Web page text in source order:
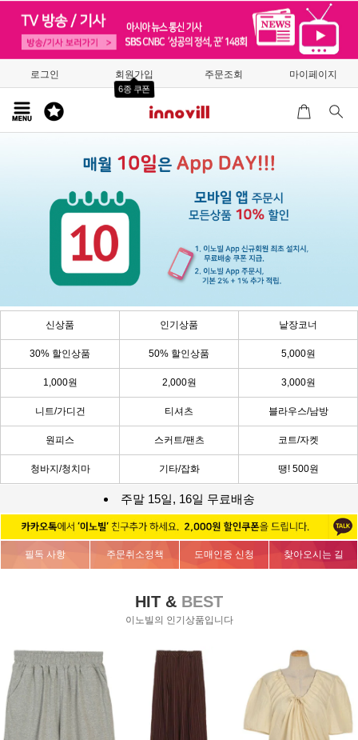
로그인 회원가입
6종 쿠폰
주문조회 마이페이지
신상품 인기상품 낱장코너
30% 할인상품 50% 할인상품 5,000원
1,000원 2,000원 3,000원
니트/가디건 티셔츠 블라우스/남방
원피스 스커트/팬츠 코트/자켓
청바지/청치마 기타/잡화 땡! 500원
주말 15일, 16일 무료배송
필독 사항 주문취소정책 도매인증 신청 찾아오시는 길
HIT & BEST
이노빌의 인기상품입니다